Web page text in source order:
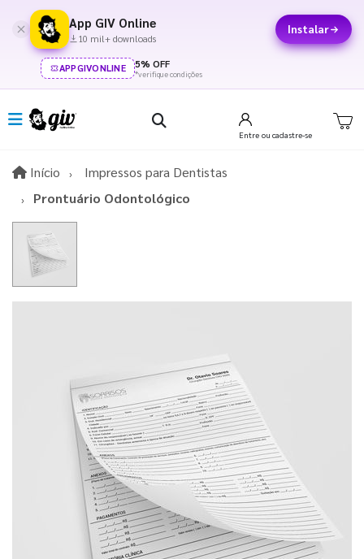
App GIV Online
10 mil+ downloads
Instalar
APPGIVONLINE 5% OFF
*verifique condições
Entre ou cadastre-se
Início InícioImpressos para Dentistas
Prontuário Odontológico